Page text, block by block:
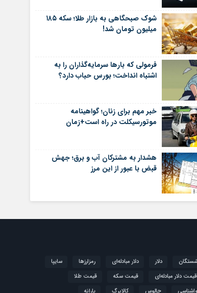
شوک صبحگاهی به بازار طلا؛ سکه ۱۸۵
میلیون تومان شد!
فرمولی که بارها سرمایه‌گذاران را به
اشتباه انداخت؛ بورس حباب دارد؟
خبر مهم برای زنان؛ گواهینامه
موتورسیکلت در راه است+زمان
هشدار به مشترکان آب و برق؛ جهش
قبض با عبور از این مرز
دلار دلار مبادله‌ای رمزارزها
سایپا
قیمت دلار مبادله‌ای قیمت سکه
قیمت طلا
چالوس کالابرگ یارانه